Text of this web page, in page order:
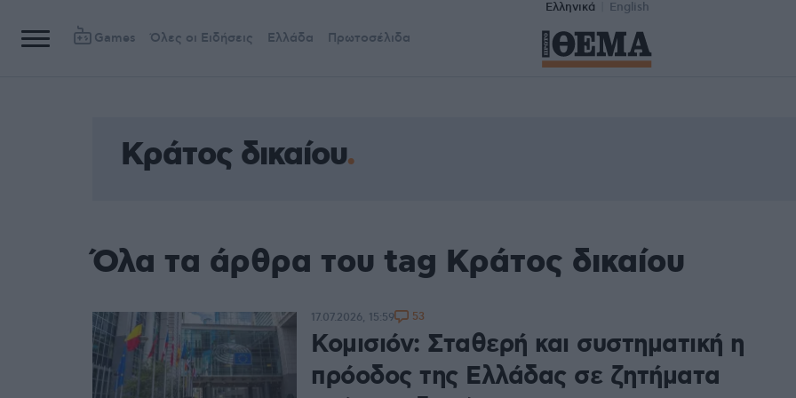
Ελληνικά English
Games Όλες οι Ειδήσεις Ελλάδα Πρωτοσέλιδα
Κράτος δικαίου
Όλα τα άρθρα του tag Κράτος δικαίου
Κομισιόν: Σταθερή και συστηματική η
πρόοδος της Ελλάδας σε ζητήματα
17.07.2026, 15:59 53